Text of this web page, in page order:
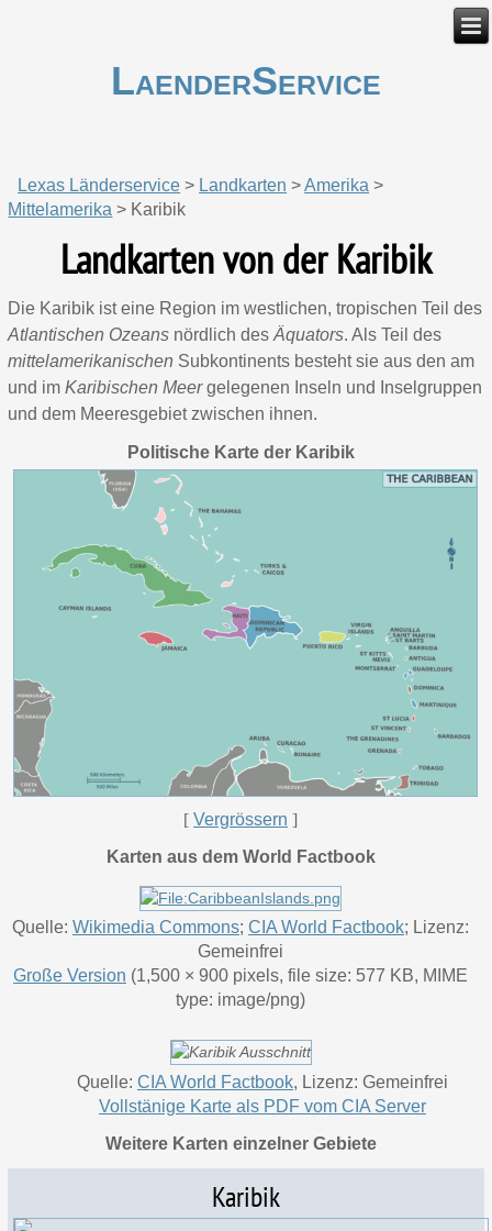
LaenderService
Lexas Länderservice > Landkarten >Amerika >
Mittelamerika > Karibik
Landkarten von der Karibik
Die Karibik ist eine Region im westlichen, tropischen Teil des
Atlantischen Ozeans nördlich desÄquators. Als Teil des
mittelamerikanischen Subkontinents besteht sie aus den am
und imKaribischen Meergelegenen Inseln und Inselgruppen
und dem Meeresgebiet zwischen ihnen.
Politische Karte der Karibik
[ Vergrössern ]
Karten aus dem World Factbook
Quelle: Wikimedia Commons; CIA World Factbook; Lizenz:
Gemeinfrei
Große Version (1,500 × 900 pixels, file size: 577 KB, MIME
type: image/png)
Quelle: CIA World Factbook, Lizenz: Gemeinfrei
Vollstänige Karte als PDF vom CIA Server
Weitere Karten einzelner Gebiete
Karibik